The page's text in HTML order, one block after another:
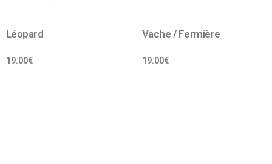
Léopard
19.00€
Vache / Fermière
19.00€